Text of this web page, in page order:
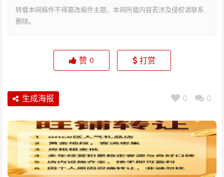
转载本网稿件不得篡改稿件主题，本网所载内容若涉及侵权请联系
删除。
赞 0 打赏
0 0
生成海报